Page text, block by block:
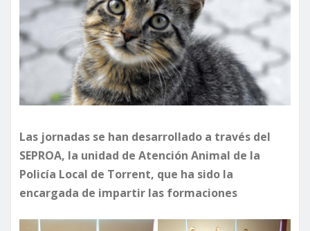
Las jornadas se han desarrollado a través del
SEPROA, la unidad de Atención Animal de la
Policía Local de Torrent, que ha sido la
encargada de impartir las formaciones